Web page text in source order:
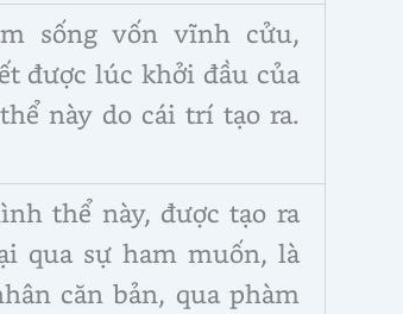
sống vốn vĩnh cửu,
được lúc khởi đầu của
này do cái trí tạo ra.
thể này, được tạo ra
qua sự ham muốn, là
căn bản, qua phàm